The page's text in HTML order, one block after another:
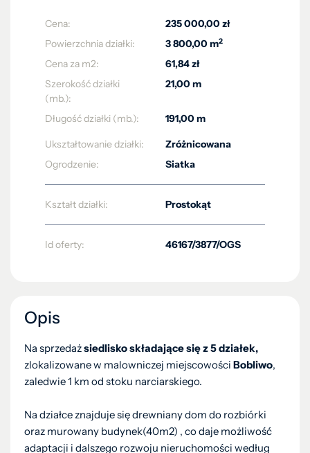
Cena:
235 000,00 zł
Powierzchnia działki:
3 800,00 m2
Cena za m2:
61,84 zł
Szerokość działki
(mb.):
21,00 m
Długość działki (mb.): 191,00 m
Ukształtowanie działki:
Zróżnicowana
Ogrodzenie:
Siatka
Kształt działki: Prostokąt
Id oferty: 46167/3877/OGS
Opis
Na sprzedażsiedlisko składające się z 5 działek,
zlokalizowane w malowniczej miejscowości Bobliwo,
zaledwie 1 km od stoku narciarskiego.
Na działce znajduje się drewniany dom do rozbiórki
oraz murowany budynek(40m2) , co daje możliwość
adaptacji i dalszego rozwoju nieruchomości według